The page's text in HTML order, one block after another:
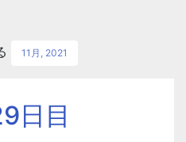
11月, 2021
日目